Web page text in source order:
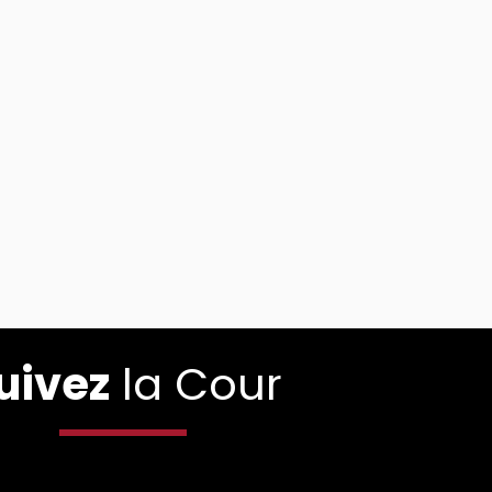
la Cour